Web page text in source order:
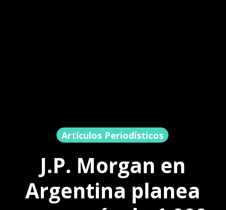
Artículos Periodísticos
J.P. Morgan en
Argentina planea